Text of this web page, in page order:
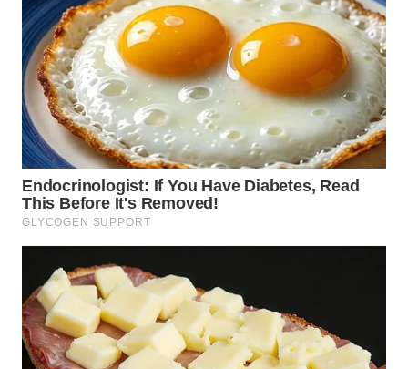
WN
PAKPAK
WN
KARAWANG
WN
BEKASI
WN
BOGOR
WN
DEPOK